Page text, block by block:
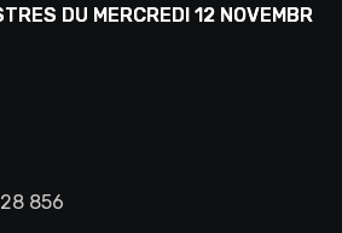
DU MERCREDI 12 NOVEMBRE
856